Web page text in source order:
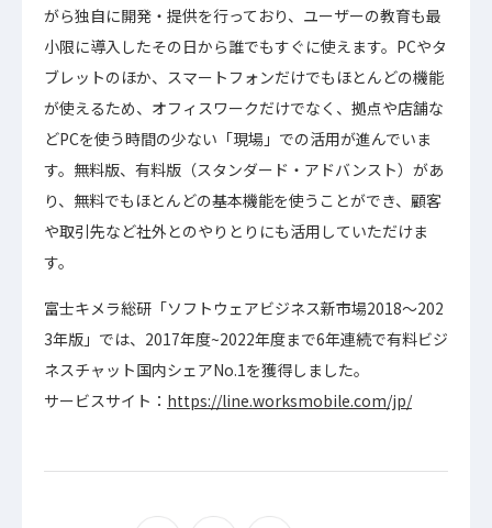
がら独自に開発・提供を行っており、ユーザーの教育も最
小限に導入したその日から誰でもすぐに使えます。PCやタ
ブレットのほか、スマートフォンだけでもほとんどの機能
が使えるため、オフィスワークだけでなく、拠点や店舗な
どPCを使う時間の少ない「現場」での活用が進んでいま
す。無料版、有料版（スタンダード・アドバンスト）があ
り、無料でもほとんどの基本機能を使うことができ、顧客
や取引先など社外とのやりとりにも活用していただけま
す。
富士キメラ総研「ソフトウェアビジネス新市場2018〜202
3年版」では、2017年度~2022年度まで6年連続で有料ビジ
ネスチャット国内シェアNo.1を獲得しました。
サービスサイト： https://line.worksmobile.com/jp/